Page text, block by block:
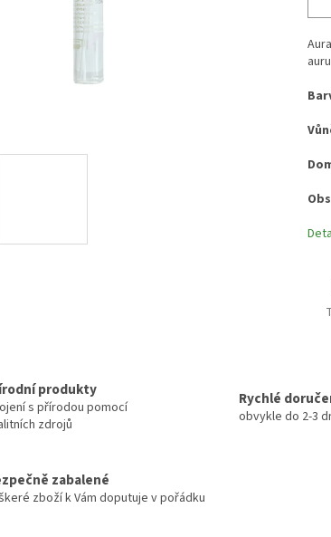
produkty
s přírodou pomocí
zdrojů
Rychlé
obvykle do 2-3
zabalené
zboží k Vám doputuje v pořádku